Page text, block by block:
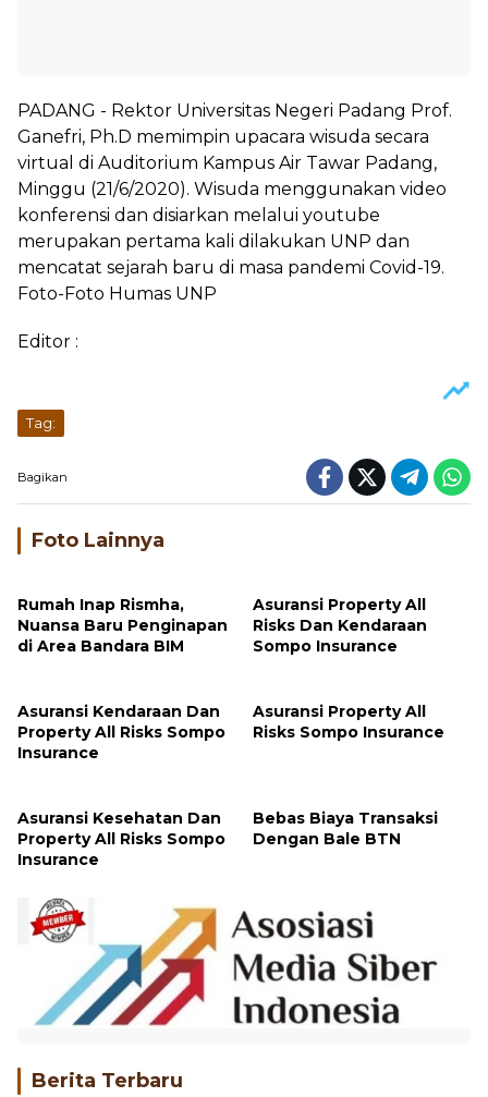
PADANG - Rektor Universitas Negeri Padang Prof.
Ganefri, Ph.D memimpin upacara wisuda secara
virtual di Auditorium Kampus Air Tawar Padang,
Minggu (21/6/2020). Wisuda menggunakan video
konferensi dan disiarkan melalui youtube
merupakan pertama kali dilakukan UNP dan
mencatat sejarah baru di masa pandemi Covid-19.
Foto-Foto Humas UNP
Editor :
Tag:
Bagikan
Foto Lainnya
Rumah Inap Rismha,
Nuansa Baru Penginapan
di Area Bandara BIM
Asuransi Property All
Risks Dan Kendaraan
Sompo Insurance
Asuransi Kendaraan Dan
Property All Risks Sompo
Insurance
Asuransi Property All
Risks Sompo Insurance
Asuransi Kesehatan Dan
Property All Risks Sompo
Insurance
Bebas Biaya Transaksi
Dengan Bale BTN
Berita Terbaru